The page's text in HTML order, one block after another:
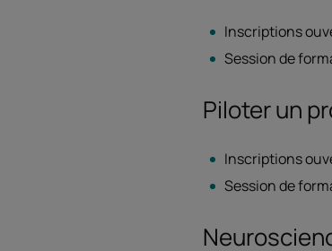
Inscriptions
Session de
Piloter un
Inscriptions
Session de